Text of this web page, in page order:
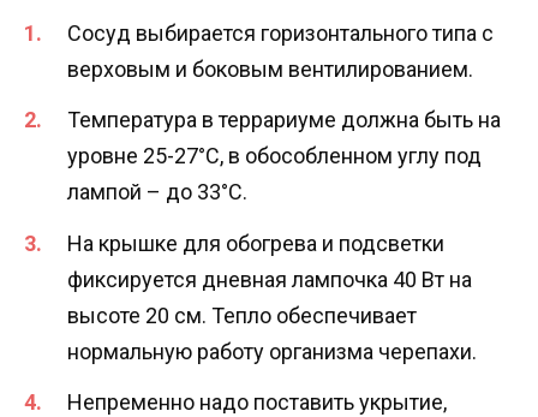
Сосуд выбирается горизонтального типа с
верховым и боковым вентилированием.
Температура в террариуме должна быть на
уровне 25-27°С, в обособленном углу под
лампой – до 33°С.
На крышке для обогрева и подсветки
фиксируется дневная лампочка 40 Вт на
высоте 20 см. Тепло обеспечивает
нормальную работу организма черепахи.
Непременно надо поставить укрытие,